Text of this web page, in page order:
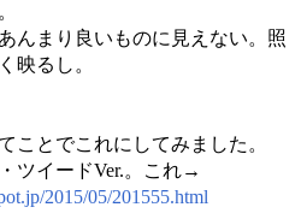
んまり良いものに見えない。照
映るし。
ことでこれにしてみました。
ツイードVer.。これ→
2015/05/201555.html